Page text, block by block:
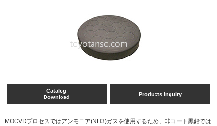
Catalog
Download
Products Inquiry
MOCVDプロセスではアンモニア(NH3)ガスを使用するため、非コート黒鉛では